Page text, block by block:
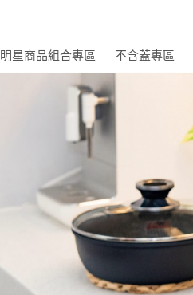
明星商品組合專區 不含蓋專區